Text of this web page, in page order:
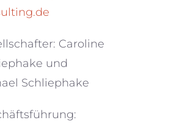
Caroline
und
Schliephake